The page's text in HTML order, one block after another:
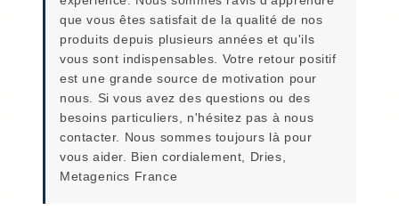
que vous êtes satisfait de la qualité de nos
produits depuis plusieurs années et qu'ils
vous sont indispensables. Votre retour positif
est une grande source de motivation pour
nous. Si vous avez des questions ou des
besoins particuliers, n'hésitez pas à nous
contacter. Nous sommes toujours là pour
vous aider. Bien cordialement, Dries,
Metagenics France